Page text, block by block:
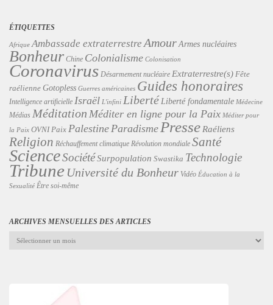
ÉTIQUETTES
Afrique Ambassade extraterrestre Amour Armes nucléaires
Bonheur Chine Colonialisme Colonisation
Coronavirus Désarmement nucléaire Extraterrestre(s) Fête
raélienne Gotopless Guerres américaines Guides honoraires
Intelligence artificielle Israël L'infini Liberté Liberté fondamentale Médecine
Médias Méditation Méditer en ligne pour la Paix Méditer pour
la Paix OVNI Paix Palestine Paradisme Presse Raéliens
Religion Réchauffement climatique Révolution mondiale Santé
ScienceSociétéSurpopulation Swastika Technologie
Tribune Université du Bonheur Vidéo Éducation à la
Sexualité Être soi-même
ARCHIVES MENSUELLES DES ARTICLES